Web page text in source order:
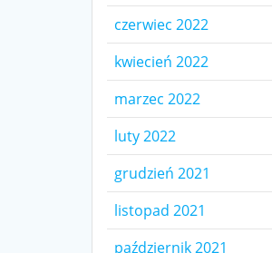
czerwiec 2022
kwiecień 2022
marzec 2022
luty 2022
grudzień 2021
listopad 2021
październik 2021